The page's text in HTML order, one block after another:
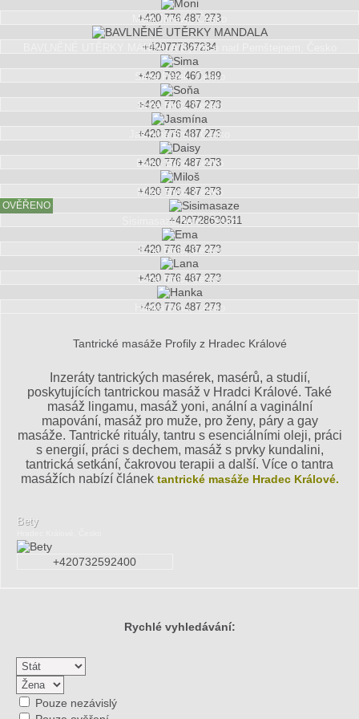
Moni Jihlava, Česko
+420 776 487 273
BAVLNĚNÉ UTĚRKY MANDALA Bystřice nad Pernštejnem, Česko
+420777367234
Sima Písek, Česko
+420 792 460 189
Soňa Brno, Česko
+420 776 487 273
Jasmína Brno, Česko
+420 776 487 273
Daisy Brno, Česko
+420 776 487 273
Miloš Brno, Česko
+420 776 487 273
OVĚŘENO
Sisimasaze Brno, Česko
+420728630611
Ema Brno, Česko
+420 776 487 273
Lana Brno, Česko
+420 776 487 273
Hanka Brno, Česko
+420 776 487 273
Tantrické masáže Profily z Hradec Králové
Inzeráty tantrických masérek, masérů, a studií,
poskytujících tantrickou masáž v Hradci Králové. Také
masáž lingamu, masáž yoni, anální a vaginální
mapování, masáž pro muže, pro ženy, páry a gay
masáže. Tantrické rituály, tantru s esenciálními oleji, práci
s energií, práci s dechem, masáž s prvky kundalini,
tantrická setkání, čakrovou terapii a další. Více o tantra
masážích nabízí článek tantrické masáže Hradec Králové.
Bety
+420732592400
Rychlé vyhledávání:
Pouze nezávislý